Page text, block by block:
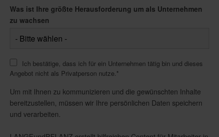
Was ist Ihre größte Herausforderung um als Unternehmen
zu wachsen
Ich bestätige, dass ich für ein Unternehmen tätig bin und dieses
Angebot nicht als Privatperson nutze.*
Um mit Ihnen zu kommunizieren und die gewünschten Inhalte
bereitzustellen, müssen wir Ihre persönlichen Daten speichern
und verarbeiten.